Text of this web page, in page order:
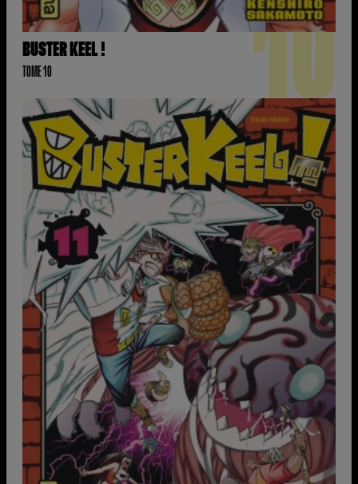
BUSTER KEEL !
TOME 10 10